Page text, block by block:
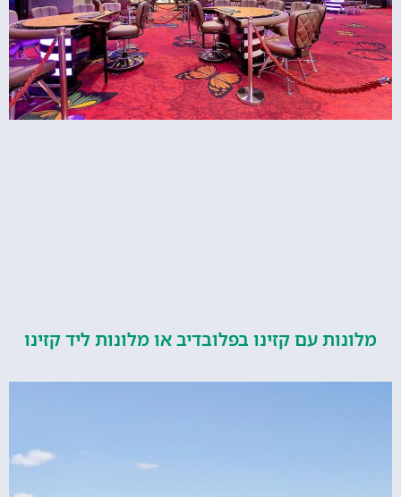
עם קזינו בפלובדיב או מלונות ליד קזינו